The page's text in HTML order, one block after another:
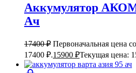
Аккумулятор
Ач
17400₽ Первоначальная цена
17400 ₽.15900 ₽Текущая цена: